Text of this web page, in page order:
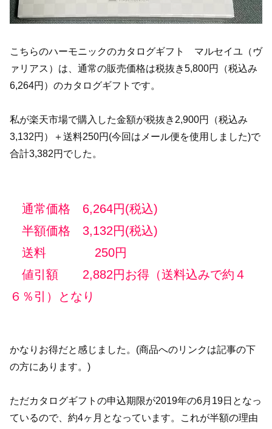
こちらのハーモニックのカタログギフト マルセイユ（ヴ
ァリアス）は、通常の販売価格は税抜き5,800円（税込み
6,264円）のカタログギフトです。
私が楽天市場で購入した金額が税抜き2,900円（税込み
3,132円）＋送料250円(今回はメール便を使用しました)で
合計3,382円でした。
通常価格 6,264円(税込)
半額価格 3,132円(税込)
送料 250円
値引額 2,882円お得（送料込みで約４
６％引）となり
かなりお得だと感じました。(商品へのリンクは記事の下
の方にあります。)
ただカタログギフトの申込期限が2019年の6月19日となっ
ているので、約4ヶ月となっています。これが半額の理由